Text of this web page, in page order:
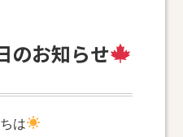
のお知らせ
は